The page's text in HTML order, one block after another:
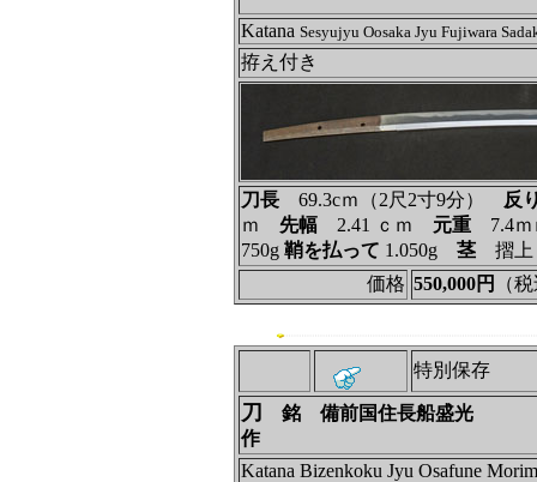
Katana Sesyujyu Oosaka Jyu Fujiwara
拵え付き
刀長69.3cｍ（2尺2寸9分）
反
ｍ 先幅2.41 ｃｍ 元重7.4
750g鞘を払って 1.050g 茎摺
価格 550,000円 （
特別保存
刀
銘 備前国住長船盛光
作
Katana Bizenkoku Jyu Osafune